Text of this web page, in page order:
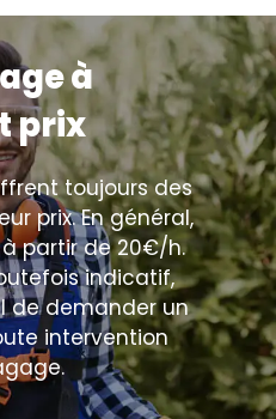
à
prix
toujours des
prix. En général,
partir de 20€/h.
indicatif,
de demander un
intervention